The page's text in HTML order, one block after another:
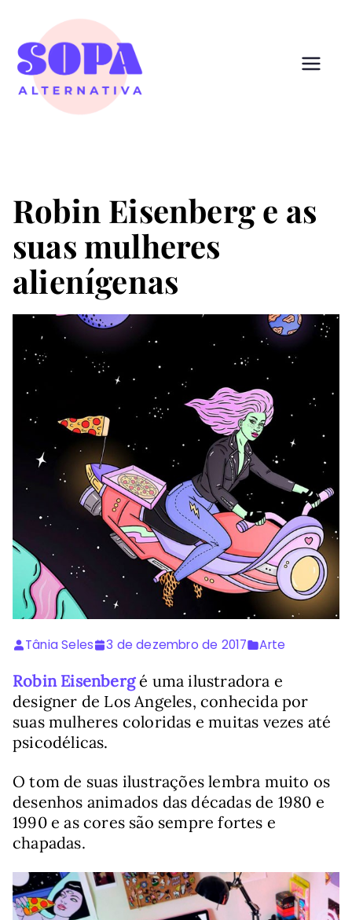
conteúdo
Robin Eisenberg e as
suas mulheres
alienígenas
Tânia Seles 3 de dezembro de 2017 Arte
Robin Eisenbergé uma ilustradora e
designer de Los Angeles, conhecida por
suas mulheres coloridas e muitas vezes até
psicodélicas.
O tom de suas ilustrações lembra muito os
desenhos animados das décadas de 1980 e
1990 e as cores são sempre fortes e
chapadas.